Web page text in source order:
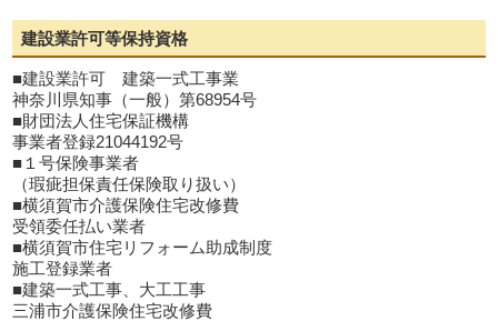
建設業許可等保持資格
■建設業許可 建築一式工事業
神奈川県知事（一般）第68954号
■財団法人住宅保証機構
事業者登録21044192号
■１号保険事業者
（瑕疵担保責任保険取り扱い）
■横須賀市介護保険住宅改修費
受領委任払い業者
■横須賀市住宅リフォーム助成制度
施工登録業者
■建築一式工事、大工工事
三浦市介護保険住宅改修費